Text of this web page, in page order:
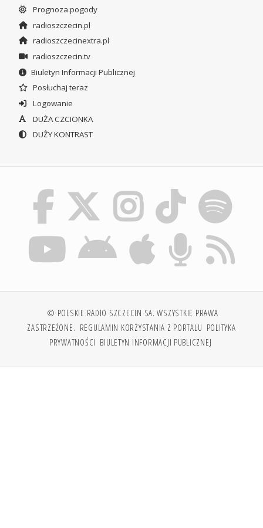
Prognoza pogody
radioszczecin.pl
radioszczecinextra.pl
radioszczecin.tv
Biuletyn Informacji Publicznej
Posłuchaj teraz
Logowanie
DUŻA CZCIONKA
DUŻY KONTRAST
© POLSKIE RADIO SZCZECIN SA. WSZYSTKIE PRAWA
ZASTRZEŻONE. REGULAMIN KORZYSTANIA Z PORTALU POLITYKA
PRYWATNOŚCI BIULETYN INFORMACJI PUBLICZNEJ